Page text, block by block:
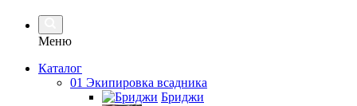
Меню
Каталог
01 Экипировка всадника
Бриджи